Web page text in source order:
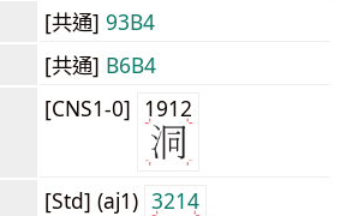
[共通] 93B4
[共通] B6B4
[CNS1-0] 1912
[Std] (aj1) 3214